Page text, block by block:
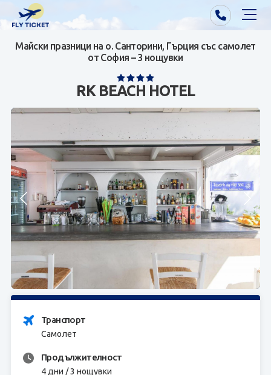
Почивки от Варна
Почивки от София/Пловдив/Бургас
Самолетни билети
Визи
Контакти
За нас
ЗАПИТВАНЕ
Майски празници на о. Санторини, Гърция със самолет
от София – 3 нощувки
RK BEACH HOTEL
Транспорт
Самолет
Продължителност
4 дни / 3 нощувки